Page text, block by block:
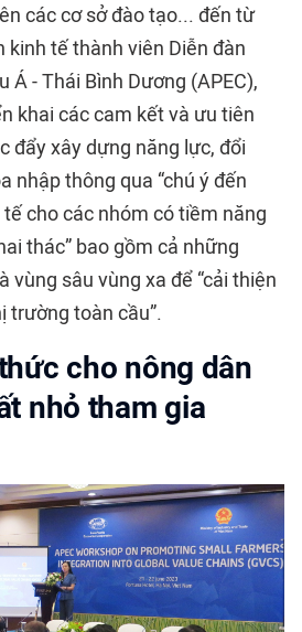
các cơ sở đào tạo... đến từ
kinh tế thành viên Diễn đàn
Á - Thái Bình Dương (APEC),
khai các cam kết và ưu tiên
đẩy xây dựng năng lực, đổi
nhập thông qua “chú ý đến
cho các nhóm có tiềm năng
thác” bao gồm cả những
vùng sâu vùng xa để “cải thiện
trường toàn cầu”.
cho nông dân
nhỏ tham gia